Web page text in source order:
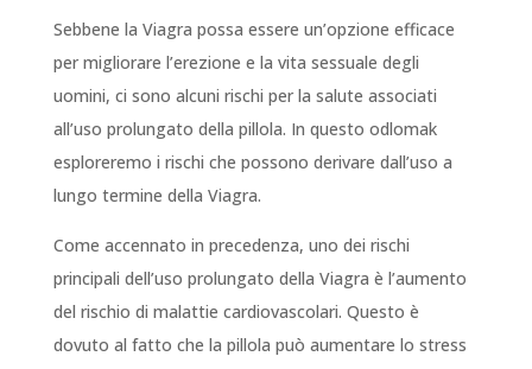
Sebbene la Viagra possa essere un’opzione efficace
per migliorare l’erezione e la vita sessuale degli
uomini, ci sono alcuni rischi per la salute associati
all’uso prolungato della pillola. In questo odlomak
esploreremo i rischi che possono derivare dall’uso a
lungo termine della Viagra.
Come accennato in precedenza, uno dei rischi
principali dell’uso prolungato della Viagra è l’aumento
del rischio di malattie cardiovascolari. Questo è
dovuto al fatto che la pillola può aumentare lo stress